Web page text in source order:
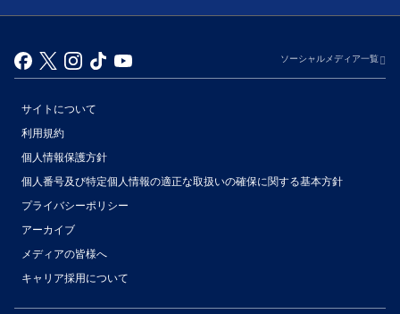
ソーシャルメディア一覧
サイトについて
利用規約
個人情報保護方針
個人番号及び特定個人情報の適正な取扱いの確保に関する基本方針
プライバシーポリシー
アーカイブ
メディアの皆様へ
キャリア採用について